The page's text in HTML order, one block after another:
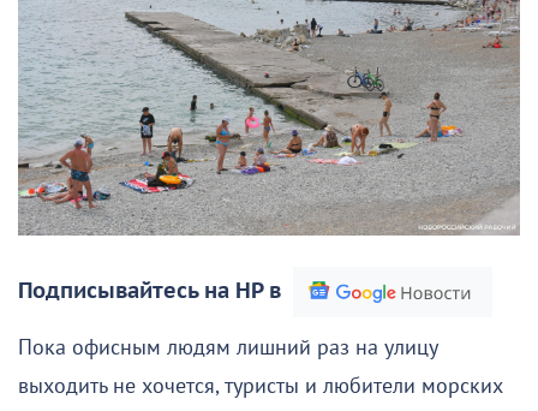
Подписывайтесь на НР в
Пока офисным людям лишний раз на улицу
выходить не хочется, туристы и любители морских